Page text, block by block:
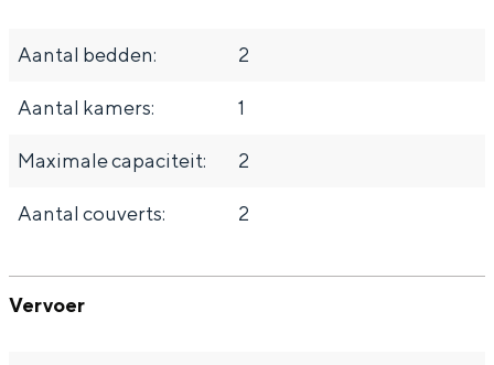
Aantal bedden: 2
Aantal kamers: 1
Maximale capaciteit: 2
Aantal couverts: 2
Vervoer